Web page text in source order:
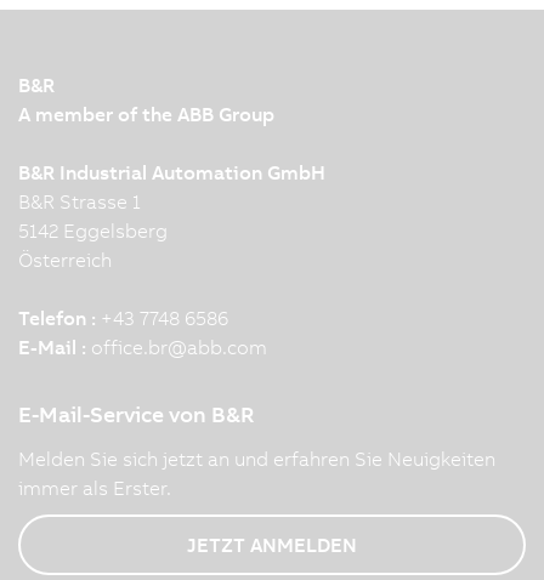
B&R
A member of the ABB Group
B&R Industrial Automation GmbH
B&R Strasse 1
5142 Eggelsberg
Österreich
Telefon : +43 7748 6586
E-Mail : office.br@abb.com
E-Mail-Service von B&R
Melden Sie sich jetzt an und erfahren Sie Neuigkeiten
immer als Erster.
JETZT ANMELDEN